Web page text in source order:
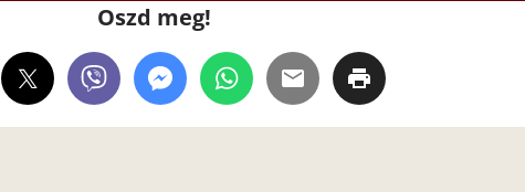
Oszd meg!